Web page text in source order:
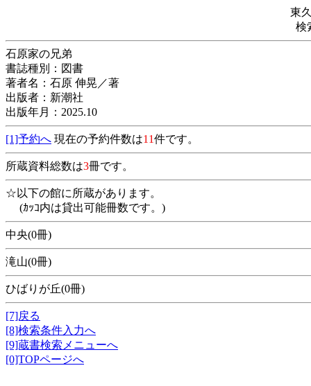
東
検
石原家の兄弟
書誌種別：図書
著者名：石原 伸晃／著
出版者：新潮社
出版年月：2025.10
[1]予約へ 現在の予約件数は11件です。
所蔵資料総数は3冊です。
☆以下の館に所蔵があります。
(ｶｯｺ内は貸出可能冊数です。)
中央(0冊)
滝山(0冊)
ひばりが丘(0冊)
[7]戻る
[8]検索条件入力へ
[9]蔵書検索メニューへ
[0]TOPページへ